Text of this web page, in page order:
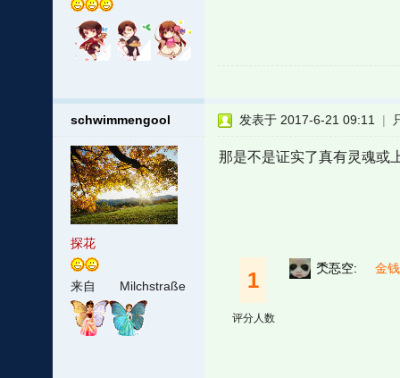
schwimmengool
探花
来自 Milchstraße
发表于 2017-6-21 09:11 |
那是不是证实了真有灵魂或
1
评分人数
秂忢空: 金